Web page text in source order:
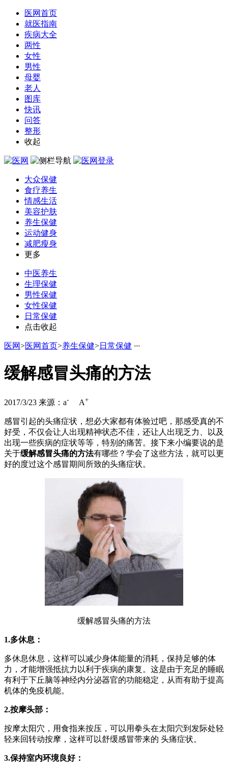
医网首页
就医指南
疾病大全
两性
女性
男性
母婴
老人
图库
快讯
问答
整形
收起
大众保健
食疗养生
情感生活
美容护肤
养生保健
运动健身
减肥瘦身
更多
中医养生
生理保健
男性保健
女性保健
日常保健
点击收起
医网>医网首页>养生保健>日常保健 ···
缓解感冒头痛的方法
2017/3/23 来源： a- A+
感冒引起的头痛症状，想必大家都有体验过吧，那感受真的不
好受，不仅会让人出现精神状态不佳，还让人出现乏力、以及
出现一些疾病的症状等等，特别的痛苦。接下来小编要说的是
关于缓解感冒头痛的方法有哪些？学会了这些方法，就可以更
好的度过这个感冒期间所致的头痛症状。
缓解感冒头痛的方法
1.多休息：
多休息休息，这样可以减少身体能量的消耗，保持足够的体
力，才能增强抵抗力以利于疾病的康复。这是由于充足的睡眠
有利于下丘脑等神经内分泌器官的功能稳定，从而有助于提高
机体的免疫机能。
2.按摩头部：
按摩太阳穴，用食指来按压，可以用拳头在太阳穴到发际处轻
轻来回转动按摩，这样可以舒缓感冒带来的 头痛症状。
3.保持室内环境良好：